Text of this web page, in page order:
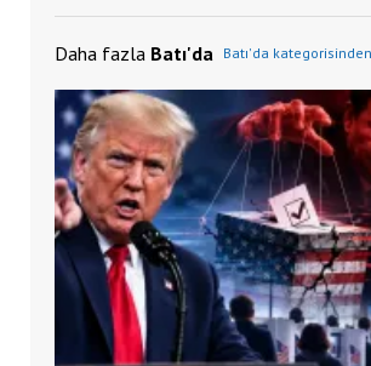
Daha fazla Batı'da Batı'da